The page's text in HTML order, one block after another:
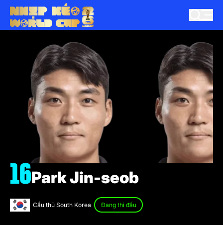
Cầu thủ South Korea Đang thi đấu
16Park Jin-seob